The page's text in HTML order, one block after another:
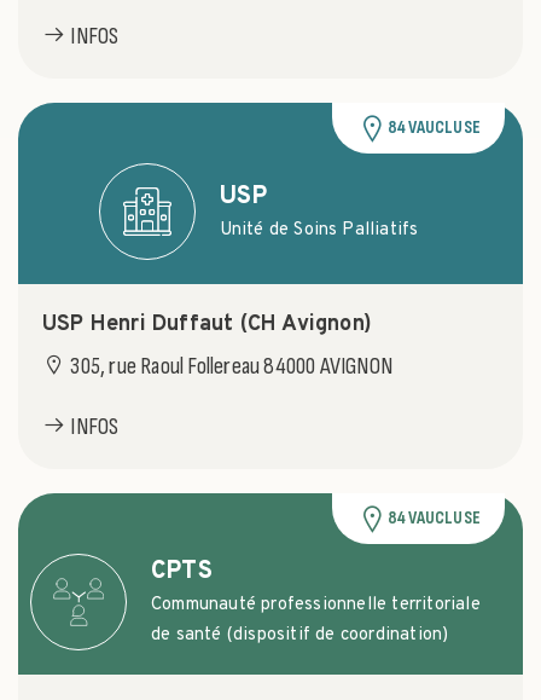
INFOS
USP
Unité de Soins Palliatifs
84 VAUCLUSE
USP Henri Duffaut (CH Avignon)
305, rue Raoul Follereau 84000 AVIGNON
INFOS
CPTS
Communauté professionnelle territoriale
de santé (dispositif de coordination)
84 VAUCLUSE